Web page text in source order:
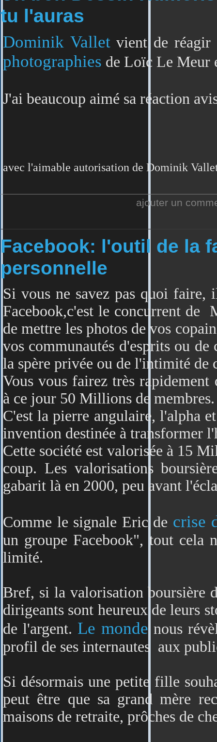
tu l'auras
Dominik Valletvient de réagir
photographies de Loïc Le Meur
J'ai beaucoup aimé sa réaction
avec l'aimable autorisation de Dominik
ajouter un
Facebook: l'outil de la
personnelle
Si vous ne savez pas quoi
Facebook,c'est le concurrent de
de mettre les photos de vos
vos communautés d'esprits ou
la spère privée ou de l'intimité de
Vous vous fairez très
à ce jour 50 Millions de membres.
C'est la pierre angulaire, l'alpha
invention destinée à transformer
Cette société est valorisée à 15
coup. Les valorisations
gabarit là en 2000, peu avant
Comme le signale Eric de crise
un groupe Facebook", tout cela
limité.
Bref, si la valorisation boursière
dirigeants sont heureux de leurs
de l'argent. Le monde nous
profil de ses internautes aux
Si désormais une petite fille
peut être que sa grand mère
maisons de retraite, prôches de